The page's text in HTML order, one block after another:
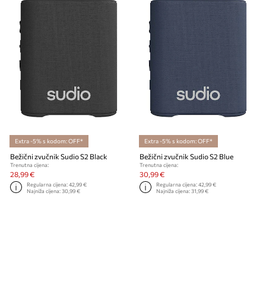
Extra -5% s kodom: OFF*
Bežični zvučnik Sudio S2 Black
Trenutna cijena:
28,99 €
Regularna cijena:42,99 €
Najniža cijena:30,99 €
Extra -5% s kodom: OFF*
Bežični zvučnik Sudio S2 Blue
Trenutna cijena:
30,99 €
Regularna cijena:42,99 €
Najniža cijena:31,99 €